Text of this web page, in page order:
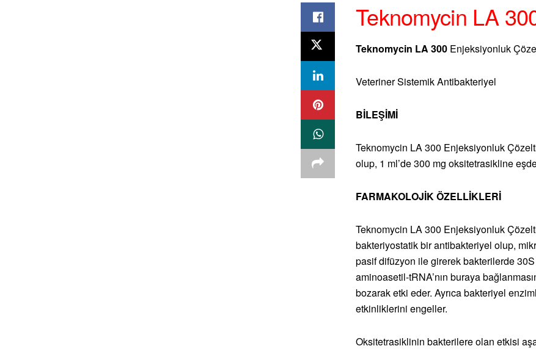
Teknomycin LA
Teknomycin LA 300 Enjeksiyonluk
Veteriner Sistemik Antibakteriyel
BİLEŞİMİ
Teknomycin LA 300 Enjeksiyonluk
olup, 1 ml’de 300 mg oksitetrasikline
FARMAKOLOJİK ÖZELLİKLERİ
Teknomycin LA 300 Enjeksiyonluk
bakteriyostatik bir antibakteriyel olup,
pasif difüzyon ile girerek bakterilerde
aminoasetil-tRNA’nın buraya
bozarak etki eder. Ayrıca bakteriyel
etkinliklerini engeller.
Oksitetrasiklinin bakterilere olan etkisi